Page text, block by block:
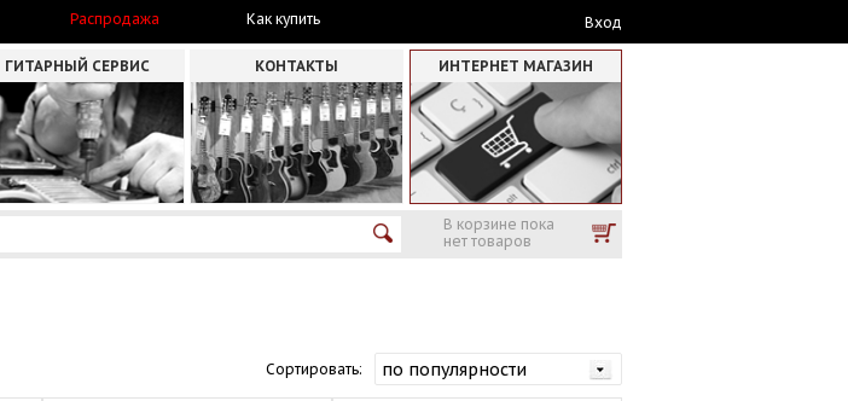
Распродажа Как купить Вход
ГИТАРНЫЙ СЕРВИС КОНТАКТЫ ИНТЕРНЕТ МАГАЗИН
В корзине пока
нет товаров
Сортировать: